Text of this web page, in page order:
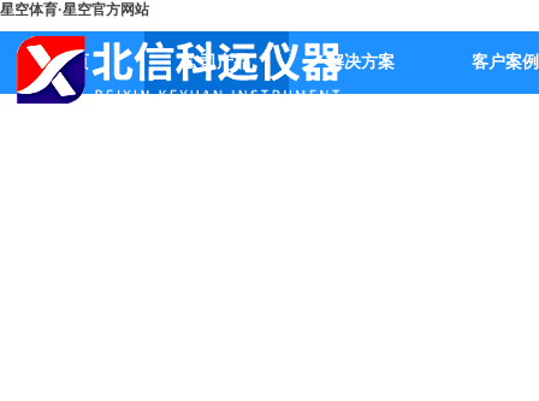
星空体育·星空官方网站
首页 公司产品 解决方案 客户案例